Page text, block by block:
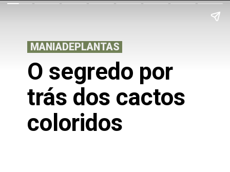
MANIADEPLANTAS
O segredo por
trás dos cactos
coloridos